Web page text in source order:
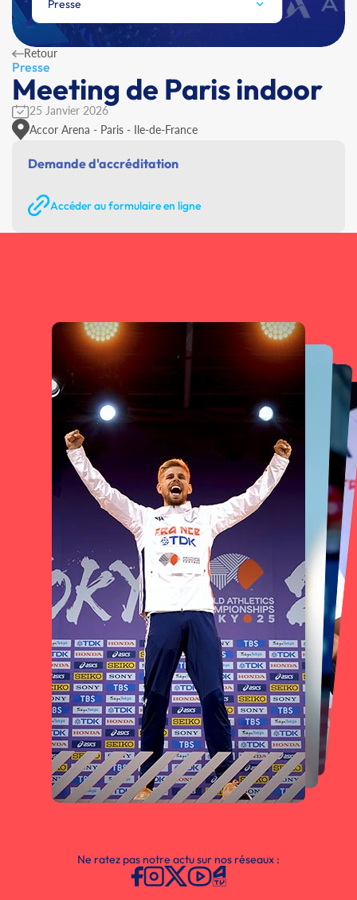
Presse
Retour
Presse
Meeting de Paris indoor
25 Janvier 2026
Accor Arena - Paris - Ile-de-France
Demande d'accréditation
Accéder au formulaire en ligne
Ne ratez pas notre actu sur nos réseaux :